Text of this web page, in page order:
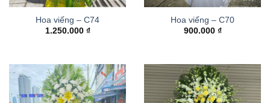
Hoa viếng – C74
1.250.000 ₫
Hoa viếng – C70
900.000 ₫